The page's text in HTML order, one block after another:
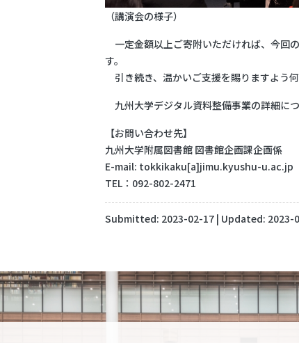
（講演会の様子）
一定金額以上ご寄附いただければ、今回
す。
引き続き、温かいご支援を賜りますよう
九州大学デジタル資料整備事業の詳細に
【お問い合わせ先】
九州大学附属図書館 図書館企画課企画係
E-mail: tokkikaku[a]jimu.kyushu-u.ac.jp
TEL：092-802-2471
Submitted: 2023-02-17 | Updated: 2023-